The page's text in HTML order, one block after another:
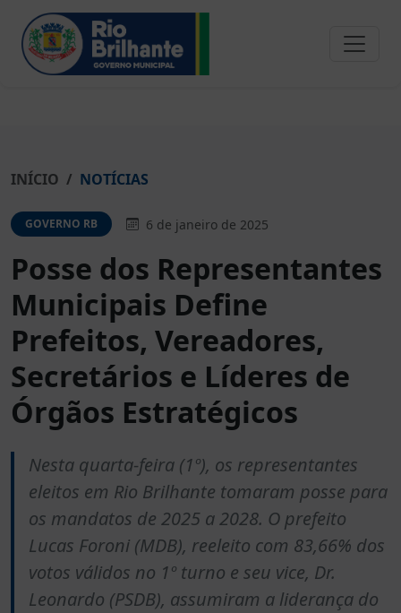
INÍCIO NOTÍCIAS
GOVERNO RB 6 de janeiro de 2025
Posse dos Representantes
Municipais Define
Prefeitos, Vereadores,
Secretários e Líderes de
Órgãos Estratégicos
Nesta quarta-feira (1º), os representantes
eleitos em Rio Brilhante tomaram posse para
os mandatos de 2025 a 2028. O prefeito
Lucas Foroni (MDB), reeleito com 83,66% dos
votos válidos no 1º turno e seu vice, Dr.
Leonardo (PSDB), assumiram a liderança do